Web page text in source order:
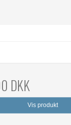
DKK
Vis produkt